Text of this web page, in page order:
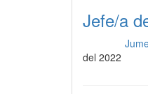
Jefe/a
del 2022